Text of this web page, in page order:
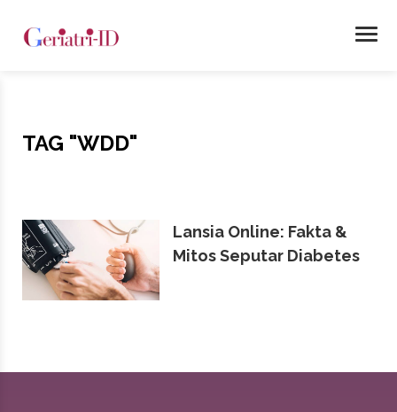
TAG "WDD"
Lansia Online: Fakta &
Mitos Seputar Diabetes